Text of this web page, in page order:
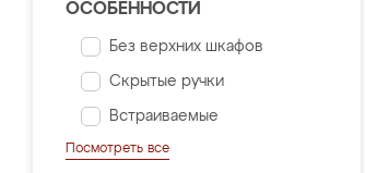
ОСОБЕННОСТИ
Без верхних шкафов
Скрытые ручки
Встраиваемые
Посмотреть все